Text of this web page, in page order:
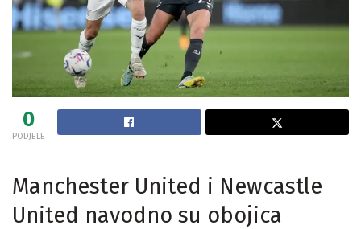
0
PODJELE
Manchester United i Newcastle
United navodno su obojica